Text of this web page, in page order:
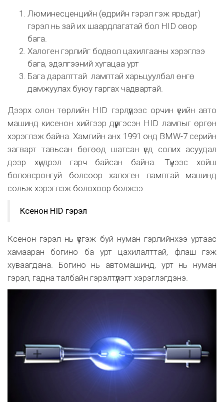
Люминесценцийн (өдрийн гэрэл гэж ярьдаг)
гэрэл нь зай их шаардлагатай бол HID овор
бага.
Халоген гэрлийг бодвол цахилгааны хэрэглээ
бага, эдэлгээний хугацаа урт
Бага даралттай ламптай харьцуулбал өнгө
дамжуулах буюу гаргах чадвартай.
Дээрх олон төрлийн HID гэрлүүдээс орчин үеийн авто
машинд кисенон хийгээр дүүргэсэн HID лампыг өргөн
хэрэглэж байна. Хамгийн анх 1991 онд BMW-7 серийн
загварт тавьсан бөгөөд шатсан үед солих асуудал
дээр хүндрэл гарч байсан байна. Түүнээс хойш
боловсронгуй болсоор халоген ламптай машинд
сольж хэрэглэж болохоор болжээ.
Ксенон HID гэрэл
Ксенон гэрэл нь үүсгэж буй нуман гэрлийнхээ уртаас
хамааран богино ба урт цахилалттай, флаш гэж
хуваагдана. Богино нь автомашинд, урт нь нуман
гэрэл, гадна талбайн гэрэлтүүлэгт хэрэглэгдэнэ.